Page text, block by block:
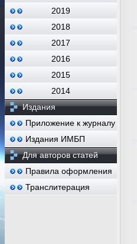
2019
2018
2017
2016
2015
2014
Издания
Приложение к журналу
Издания ИМБП
Для авторов статей
Правила оформления
Транслитерация